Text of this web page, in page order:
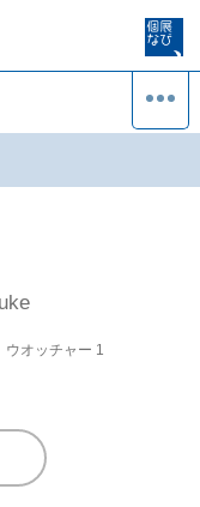
ウオッチャー 1